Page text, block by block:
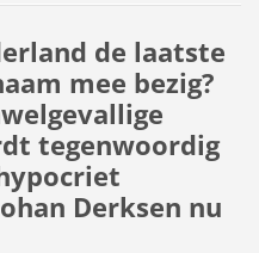
de laatste
mee bezig?
tegenwoordig
Derksen nu